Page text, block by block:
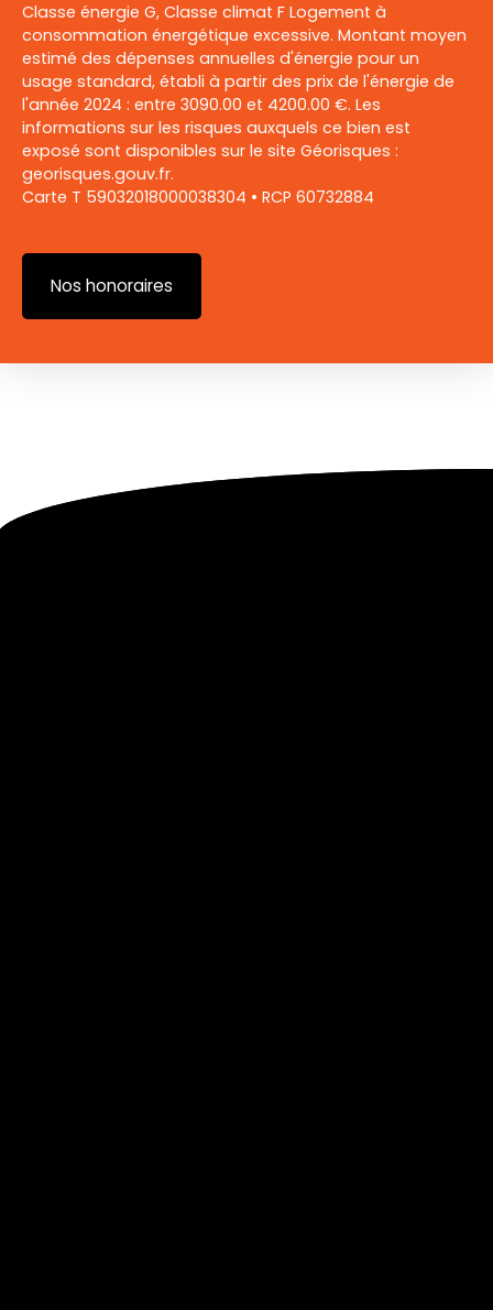
Classe énergie G, Classe climat F Logement à
consommation énergétique excessive. Montant moyen
estimé des dépenses annuelles d'énergie pour un
usage standard, établi à partir des prix de l'énergie de
l'année 2024 : entre 3090.00 et 4200.00 €. Les
informations sur les risques auxquels ce bien est
exposé sont disponibles sur le site Géorisques :
georisques.gouv.fr.
Carte T 59032018000038304 • RCP 60732884
Nos honoraires